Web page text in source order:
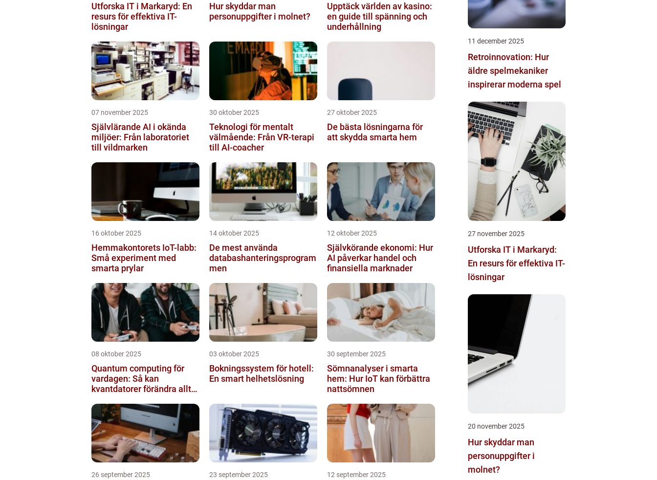
Utforska IT i Markaryd: En
resurs för effektiva IT-
lösningar
Hur skyddar man
personuppgifter i molnet?
Upptäck världen av kasino:
en guide till spänning och
underhållning
07 november 2025
Självlärande AI i okända
miljöer: Från laboratoriet
till vildmarken
30 oktober 2025
Teknologi för mentalt
välmående: Från VR-terapi
till AI-coacher
27 oktober 2025
De bästa lösningarna för
att skydda smarta hem
16 oktober 2025
Hemmakontorets IoT-labb:
Små experiment med
smarta prylar
14 oktober 2025
De mest använda
databashanteringsprogram
men
12 oktober 2025
Självkörande ekonomi: Hur
AI påverkar handel och
finansiella marknader
08 oktober 2025
Quantum computing för
vardagen: Så kan
kvantdatorer förändra allt
03 oktober 2025
Bokningssystem för hotell:
En smart helhetslösning
30 september 2025
Sömnanalyser i smarta
hem: Hur IoT kan förbättra
nattsömnen
26 september 2025 23 september 2025 12 september 2025
11 december 2025
Retroinnovation: Hur
äldre spelmekaniker
inspirerar moderna spel
27 november 2025
Utforska IT i Markaryd:
En resurs för effektiva IT-
lösningar
20 november 2025
Hur skyddar man
personuppgifter i
molnet?